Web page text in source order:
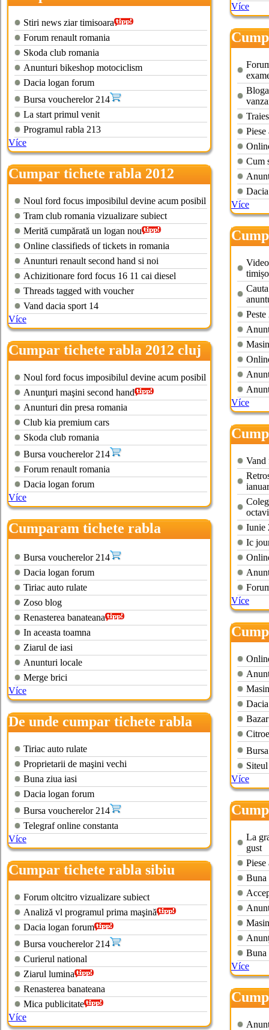
Stiri news ziar timisoara
Forum renault romania
Skoda club romania
Anunturi bikeshop motociclism
Dacia logan forum
Bursa voucherelor 214
La start primul venit
Programul rabla 213
Více
Cumpar tichete rabla 2012
galati
Noul ford focus imposibilul devine acum posibil
Tram club romania vizualizare subiect
Merită cumpărată un logan nou
Online classifieds of tickets in romania
Anunturi renault second hand si noi
Achizitionare ford focus 16 11 cai diesel
Threads tagged with voucher
Vand dacia sport 14
Více
Cumpar tichete rabla 2012 cluj
Noul ford focus imposibilul devine acum posibil
Anunţuri maşini second hand
Anunturi din presa romania
Club kia premium cars
Skoda club romania
Bursa voucherelor 214
Forum renault romania
Dacia logan forum
Více
Cumparam tichete rabla
Bursa voucherelor 214
Dacia logan forum
Tiriac auto rulate
Zoso blog
Renasterea banateana
In aceasta toamna
Ziarul de iasi
Anunturi locale
Merge brici
Více
De unde cumpar tichete rabla
Tiriac auto rulate
Proprietarii de maşini vechi
Buna ziua iasi
Dacia logan forum
Bursa voucherelor 214
Telegraf online constanta
Více
Cumpar tichete rabla sibiu
Forum oltcitro vizualizare subiect
Analiză vl programul prima maşină
Dacia logan forum
Bursa voucherelor 214
Curierul national
Ziarul lumina
Renasterea banateana
Mica publicitate
Více
Více
pitesti
Cum
Více
Více
Vand
Iunie
Ic
Více
Více
La
gust
Buna
Buna
Více